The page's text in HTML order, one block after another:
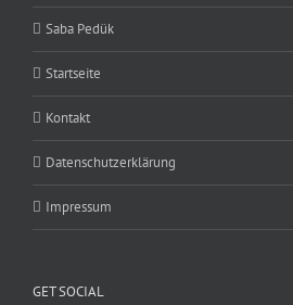
Saba Pedük
Startseite
Kontakt
Datenschutzerklärung
Impressum
GET SOCIAL